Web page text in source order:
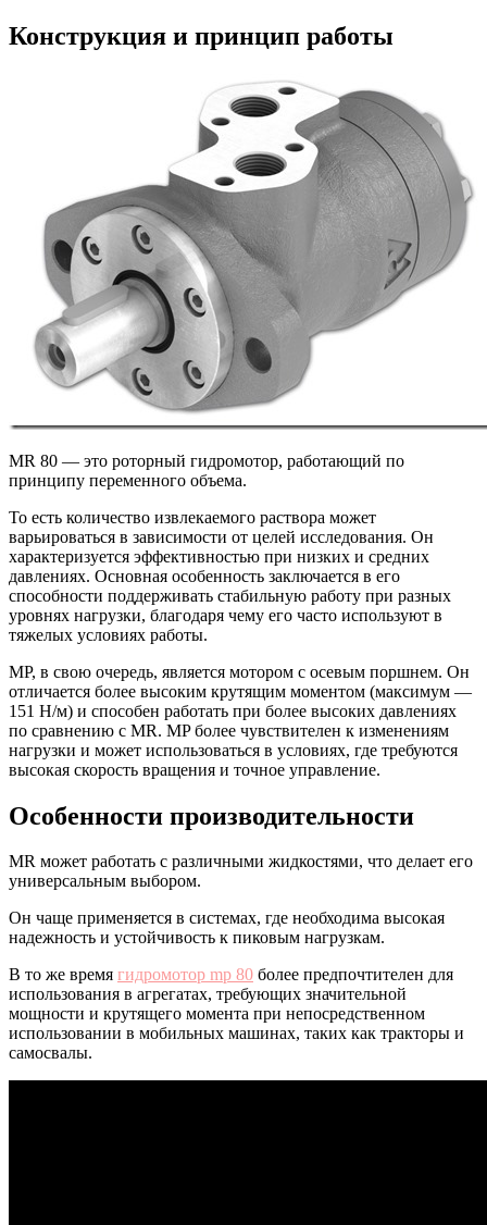
Конструкция и принцип работы
MR 80 — это роторный гидромотор, работающий по
принципу переменного объема.
То есть количество извлекаемого раствора может
варьироваться в зависимости от целей исследования. Он
характеризуется эффективностью при низких и средних
давлениях. Основная особенность заключается в его
способности поддерживать стабильную работу при разных
уровнях нагрузки, благодаря чему его часто используют в
тяжелых условиях работы.
MP, в свою очередь, является мотором с осевым поршнем. Он
отличается более высоким крутящим моментом (максимум —
151 Н/м) и способен работать при более высоких давлениях
по сравнению с MR. MP более чувствителен к изменениям
нагрузки и может использоваться в условиях, где требуются
высокая скорость вращения и точное управление.
Особенности производительности
MR может работать с различными жидкостями, что делает его
универсальным выбором.
Он чаще применяется в системах, где необходима высокая
надежность и устойчивость к пиковым нагрузкам.
В то же время гидромотор mp 80 более предпочтителен для
использования в агрегатах, требующих значительной
мощности и крутящего момента при непосредственном
использовании в мобильных машинах, таких как тракторы и
самосвалы.